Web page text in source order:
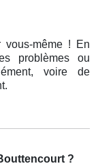
vous-même ! En
problèmes ou
voire de
?